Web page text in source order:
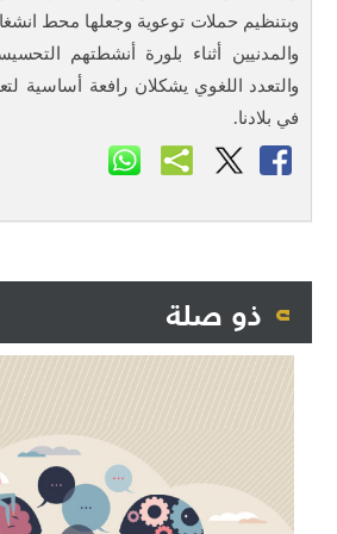
وبتنظيم حملات توعوية وجعلها محط انشغال
والمدنيين أثناء بلورة أنشطتهم
والتعدد اللغوي يشكلان رافعة أساسية
في بلادنا.
ذو صلة